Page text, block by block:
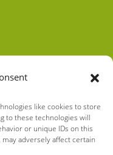
like cookies to store
to these technologies will
or unique IDs on this
adversely affect certain
S.L.
5
(España)